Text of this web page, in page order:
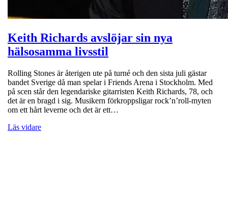
Keith Richards avslöjar sin nya
hälsosamma livsstil
Rolling Stones är återigen ute på turné och den sista juli gästar
bandet Sverige då man spelar i Friends Arena i Stockholm. Med
på scen står den legendariske gitarristen Keith Richards, 78, och
det är en bragd i sig. Musikern förkroppsligar rock’n’roll-myten
om ett hårt leverne och det är ett…
Läs vidare